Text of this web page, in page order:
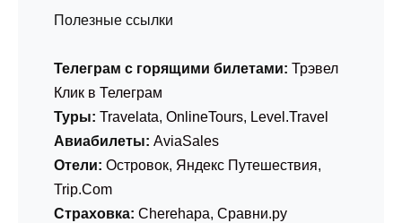
Полезные ссылки
Телеграм с горящими билетами: Трэвел
Клик в Телеграм
Туры: Travelata, OnlineTours, Level.Travel
Авиабилеты: AviaSales
Отели: Островок, Яндекс Путешествия,
Trip.Com
Страховка: Cherehapa, Сравни.ру